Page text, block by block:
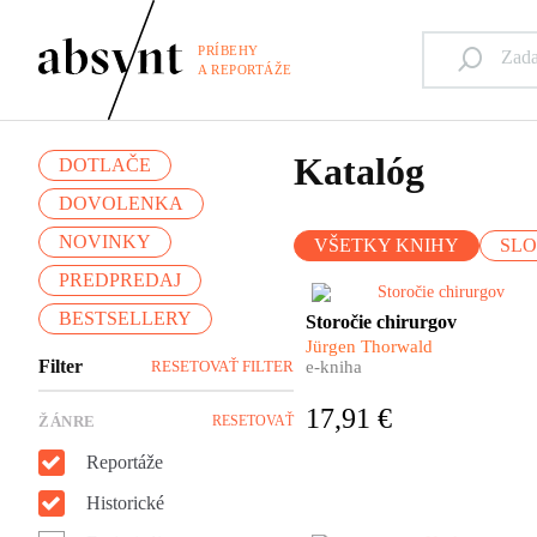
PRÍBEHY
A REPORTÁŽE
DOTLAČE
DOVOLENKA
NOVINKY
PREDPREDAJ
BESTSELLERY
Filter RESETOVAŤ FILTER
ŽÁNRE RESETOVAŤ
Reportáže
Historické
Katalóg
VŠETKY KNIHY
Aj chirurgia má svoje dejiny.
Pestré a úchvatné. Čo
predchádzalo prvému ostrému
rozpráva nemecký spisovateľ
Storočie chirurgov
Jürgen Thorwald
e-kniha
17,91 €